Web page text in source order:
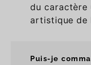
du caractère
artistique
Puis-je